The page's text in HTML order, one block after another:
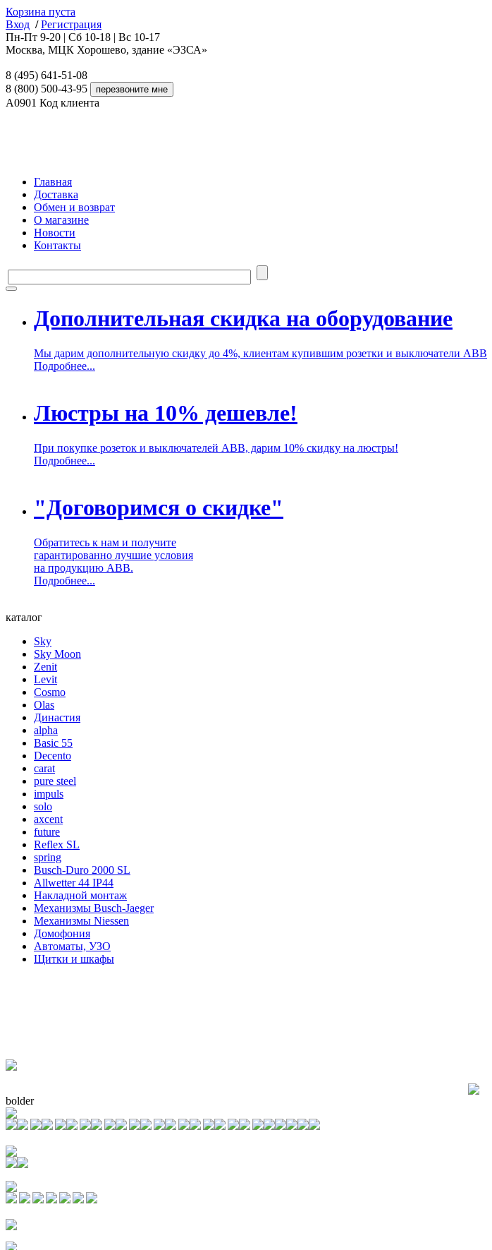
Корзина пуста
Вход / Регистрация
Пн-Пт 9-20 | Сб 10-18 | Вс 10-17
Москва, МЦК Хорошево, здание «ЭЗСА»
8 (495) 641-51-08
8 (800) 500-43-95
A0901 Код клиента
Главная
Доставка
Обмен и возврат
О магазине
Новости
Контакты
Дополнительная скидка на оборудование
Мы дарим дополнительную скидку до 4%, клиентам купившим розетки и выключатели ABB
Подробнее...
Люстры на 10% дешевле!
При покупке розеток и выключателей ABB, дарим 10% скидку на люстры!
Подробнее...
"Договоримся о скидке"
Обратитесь к нам и получите
гарантированно лучшие условия
на продукцию ABB.
Подробнее...
каталог
Sky
Sky Moon
Zenit
Levit
Cosmo
Olas
Династия
alpha
Basic 55
Decento
carat
pure steel
impuls
solo
axcent
future
Reflex SL
spring
Busch-Duro 2000 SL
Allwetter 44 IP44
Накладной монтаж
Механизмы Busch-Jaeger
Механизмы Niessen
Домофония
Автоматы, УЗО
Щитки и шкафы
bolder